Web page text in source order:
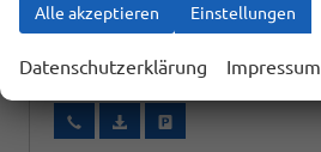
Wir rufen Sie anFahrzeugexposé (PDF)
Alle akzeptieren Einstellungen
Datenschutzerklärung Impressum